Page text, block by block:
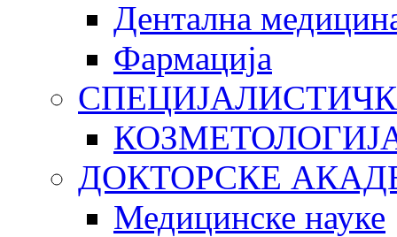
Дентална
Фармација
ДОКТОРСКЕ
Медицинске науке